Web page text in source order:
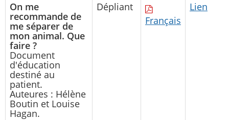
On me
recommande de
me séparer de
mon animal. Que
faire ?
Document
d'éducation
destiné au
patient.
Auteures : Hélène
Boutin et Louise
Hagan.
Dépliant
Français
Lien